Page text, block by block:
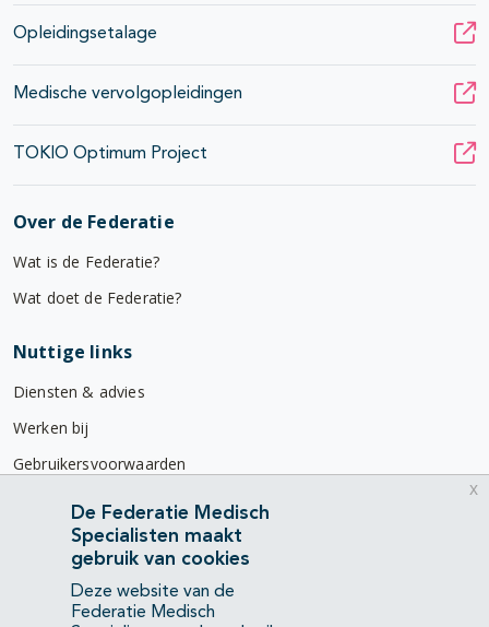
Opleidingsetalage
Medische vervolgopleidingen
TOKIO Optimum Project
Over de Federatie
Wat is de Federatie?
Wat doet de Federatie?
Nuttige links
Diensten & advies
Werken bij
Gebruikersvoorwaarden
Privacyverklaring
Contact
Mercatorlaan 1200
3528 BL Utrecht
De Federatie Medisch
Specialisten maakt
gebruik van cookies
Deze website van de
Federatie Medisch
x